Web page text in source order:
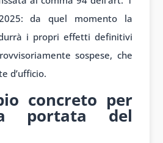
da quel momento la
i propri effetti definitivi
sospese, che
d’ufficio.
concreto per
portata del